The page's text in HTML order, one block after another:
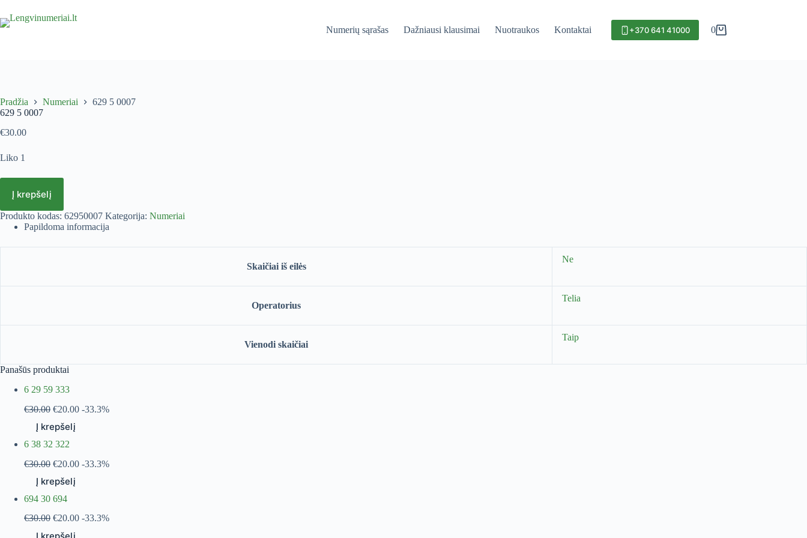
Numerių sąrašas Dažniausi klausimai Nuotraukos Kontaktai +370 641 41000 0
Pradžia Numeriai
629 5 0007
629 5 0007
€30.00
Liko 1
Į krepšelį
Produkto kodas: 62950007 Kategorija: Numeriai
Papildoma informacija
Skaičiai iš eilės
Ne
Operatorius
Telia
Vienodi skaičiai
Taip
Panašūs produktai
6 29 59 333
€30.00 €20.00 -33.3%
Į krepšelį
6 38 32 322
€30.00 €20.00 -33.3%
Į krepšelį
694 30 694
€30.00 €20.00 -33.3%